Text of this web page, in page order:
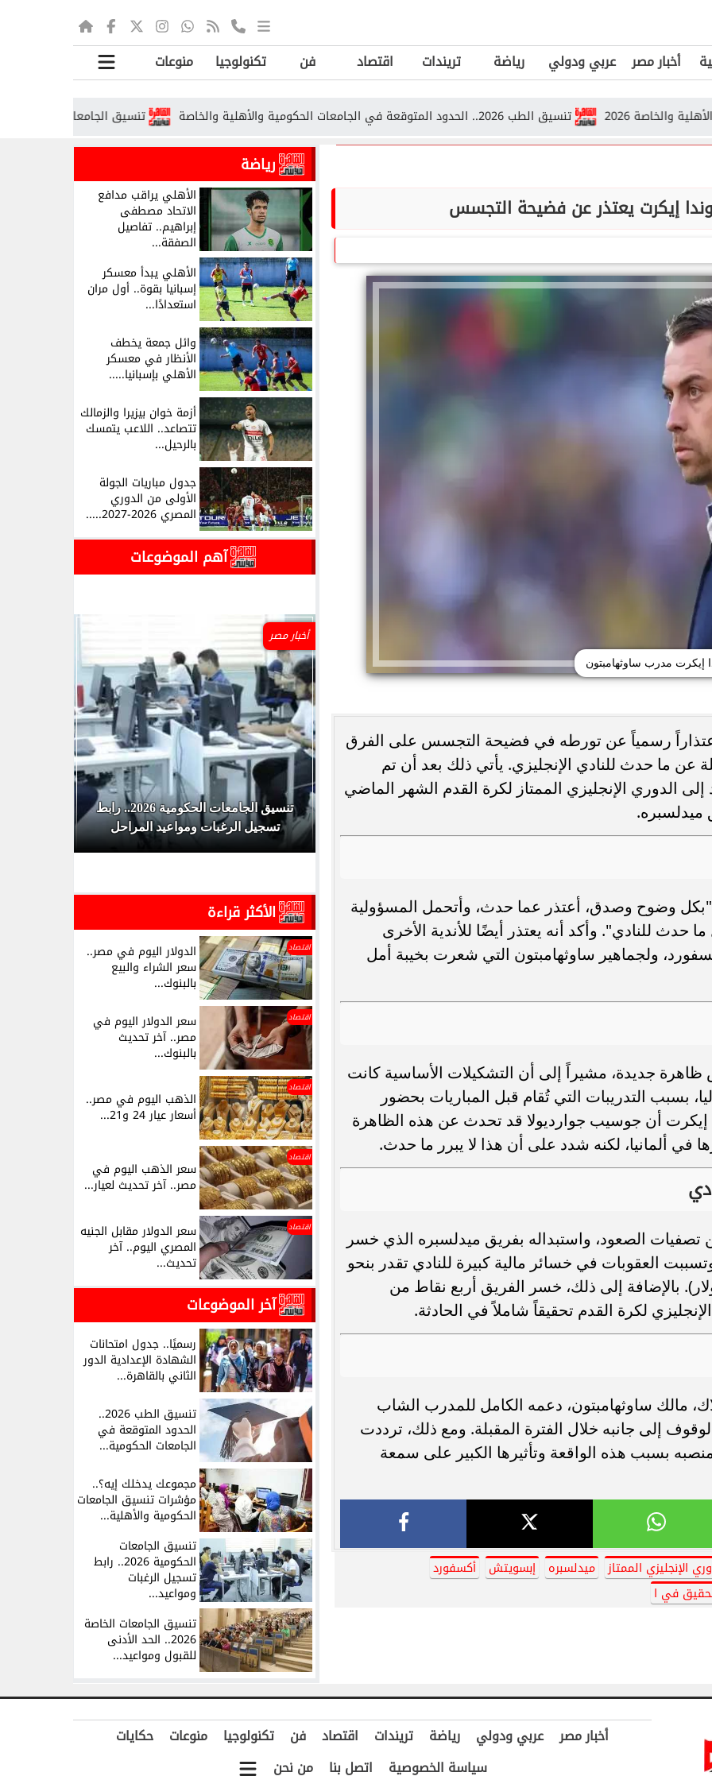
أخبار مصر عربي ودولي رياضة تريندات اقتصاد فن تكنولوجيا منوعات
تنسيق الجامعات الأهلية 2026.. الحدود الدنيا المتوقعة ومواعيد التقديم تنسيق الطب 2026.. الحدود المتوقعة في الجامعات الحكومية والأهلية والخاصة 2026
إيكرت يعتذر عن فضيحة التجسس
إيكرت مدرب ساوثهامبتون
رسمياً عن تورطه في فضيحة التجسس على الفرق
عن ما حدث للنادي الإنجليزي. يأتي ذلك بعد أن تم
الدوري الإنجليزي الممتاز لكرة القدم الشهر الماضي
"بكل وضوح وصدق، أعتذر عما حدث، وأتحمل المسؤولية
للنادي". وأكد أنه يعتذر أيضًا للأندية الأخرى
ولجماهير ساوثهامبتون التي شعرت بخيبة أمل
جديدة، مشيراً إلى أن التشكيلات الأساسية كانت
التدريبات التي تُقام قبل المباريات بحضور
إيكرت أن جوسيب جوارديولا قد تحدث عن هذه الظاهرة
في ألمانيا، لكنه شدد على أن هذا لا يبرر ما حدث.
تصفيات الصعود، واستبداله بفريق ميدلسبره الذي خسر
العقوبات في خسائر مالية كبيرة للنادي تقدر بنحو
إسترليني (269 مليون دولار). بالإضافة إلى ذلك، خسر الفريق أربع نقاط من
لكرة القدم تحقيقاً شاملاً في الحادثة.
مالك ساوثهامبتون، دعمه الكامل للمدرب الشاب
التزامه بالوقوف إلى جانبه خلال الفترة المقبلة. ومع ذلك، ترددت
بسبب هذه الواقعة وتأثيرها الكبير على سمعة
الإنجليزي الممتاز ميدلسبره إبسويتش
أكسفورد
في ا
رياضة
الأهلي يراقب مدافع
الاتحاد مصطفى
إبراهيم.. تفاصيل
الصفقة...
الأهلي يبدأ معسكر
إسبانيا بقوة.. أول مران
استعدادًا...
وائل جمعة يخطف
الأنظار في معسكر
الأهلي بإسبانيا.....
أزمة خوان بيزيرا والزمالك
تتصاعد.. اللاعب يتمسك
بالرحيل...
جدول مباريات الجولة
الأولى من الدوري
المصري 2026-2027.....
آهم الموضوعات
تنسيق الطب 2026.. الحدود المتوقعة في
أخبار مصر
تنسيق الجامعات الحكومية 2026.. رابط
تسجيل الرغبات ومواعيد المراحل
الأكثر قراءة
اقتصاد الدولار اليوم في مصر..
سعر الشراء والبيع
بالبنوك...
اقتصاد سعر الدولار اليوم في
مصر.. آخر تحديث
بالبنوك...
اقتصاد
الذهب اليوم في مصر..
أسعار عيار 24 و21...
اقتصاد
سعر الذهب اليوم في
مصر.. آخر تحديث لعيار...
اقتصاد سعر الدولار مقابل الجنيه
المصري اليوم.. آخر
تحديث...
آخر الموضوعات
رسميًا.. جدول امتحانات
الشهادة الإعدادية الدور
الثاني بالقاهرة...
تنسيق الطب 2026..
الحدود المتوقعة في
الجامعات الحكومية...
مجموعك يدخلك إيه؟..
مؤشرات تنسيق الجامعات
الحكومية والأهلية...
تنسيق الجامعات
الحكومية 2026.. رابط
تسجيل الرغبات
ومواعيد...
تنسيق الجامعات الخاصة
2026.. الحد الأدنى
للقبول ومواعيد...
أخبار مصر عربي ودولي رياضة تريندات اقتصاد فن تكنولوجيا منوعات
حكايات
سياسة الخصوصية
اتصل بنا من نحن